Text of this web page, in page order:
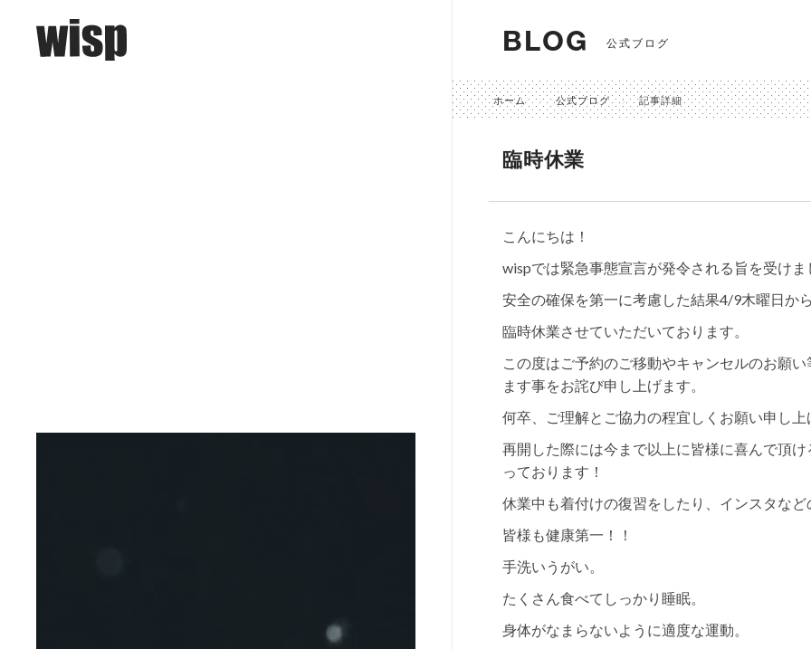
BLOG 公式ブログ
ホーム 公式ブログ 記事詳細
臨時休業
こんにちは！
wispでは緊急事態宣言が発令される旨を受け
安全の確保を第一に考慮した結果4/9木曜日か
臨時休業させていただいております。
この度はご予約のご移動やキャンセルのお願
ます事をお詫び申し上げます。
何卒、ご理解とご協力の程宜しくお願い申し上
再開した際には今まで以上に皆様に喜んで頂
っております！
休業中も着付けの復習をしたり、インスタな
皆様も健康第一！！
手洗いうがい。
たくさん食べてしっかり睡眠。
身体がなまらないように適度な運動。